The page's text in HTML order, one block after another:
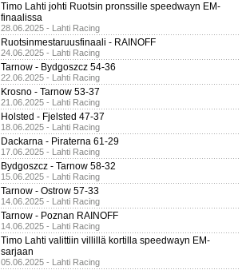
Timo Lahti johti Ruotsin pronssille speedwayn EM-
finaalissa
28.06.2025 - Lahti Racing
Ruotsinmestaruusfinaali - RAINOFF
24.06.2025 - Lahti Racing
Tarnow - Bydgoszcz 54-36
22.06.2025 - Lahti Racing
Krosno - Tarnow 53-37
21.06.2025 - Lahti Racing
Holsted - Fjelsted 47-37
18.06.2025 - Lahti Racing
Dackarna - Piraterna 61-29
17.06.2025 - Lahti Racing
Bydgoszcz - Tarnow 58-32
15.06.2025 - Lahti Racing
Tarnow - Ostrow 57-33
14.06.2025 - Lahti Racing
Tarnow - Poznan RAINOFF
14.06.2025 - Lahti Racing
Timo Lahti valittiin villillä kortilla speedwayn EM-
sarjaan
05.06.2025 - Lahti Racing